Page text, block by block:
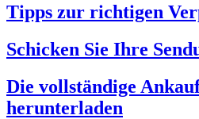
Tipps zur richtigen
Schicken Sie Ihre
Die vollständige
herunterladen